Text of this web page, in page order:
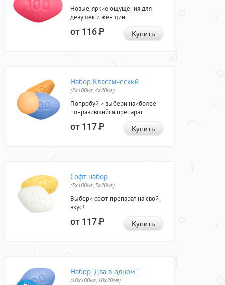
Новые, яркие ощущения для
девушек и женщин.
от 116Р Купить
Набор Классический
(2x100мг, 4x20мг)
Попробуй и выбери наиболее
понравившийся препарат.
от 117Р Купить
Софт набор
(3x100мг, 3x20мг)
Выбери софт-препарат на свой
вкус!
от 117Р Купить
Набор "Два в одном"
(10x100мг, 10x20мг)